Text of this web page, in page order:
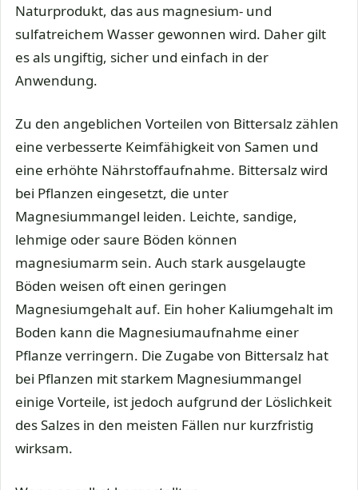
Naturprodukt, das aus magnesium- und
sulfatreichem Wasser gewonnen wird. Daher gilt
es als ungiftig, sicher und einfach in der
Anwendung.
Zu den angeblichen Vorteilen von Bittersalz zählen
eine verbesserte Keimfähigkeit von Samen und
eine erhöhte Nährstoffaufnahme. Bittersalz wird
bei Pflanzen eingesetzt, die unter
Magnesiummangel leiden. Leichte, sandige,
lehmige oder saure Böden können
magnesiumarm sein. Auch stark ausgelaugte
Böden weisen oft einen geringen
Magnesiumgehalt auf. Ein hoher Kaliumgehalt im
Boden kann die Magnesiumaufnahme einer
Pflanze verringern. Die Zugabe von Bittersalz hat
bei Pflanzen mit starkem Magnesiummangel
einige Vorteile, ist jedoch aufgrund der Löslichkeit
des Salzes in den meisten Fällen nur kurzfristig
wirksam.